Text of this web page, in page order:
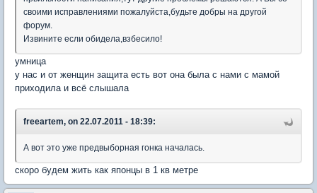
своими исправлениями пожалуйста,будьте добры на другой
форум.
Извините если обидела,взбесило!
умница
у нас и от женщин защита есть вот она была с нами с мамой
приходила и всё слышала
freeartem, on 22.07.2011 - 18:39:
А вот это уже предвыборная гонка началась.
скоро будем жить как японцы в 1 кв метре